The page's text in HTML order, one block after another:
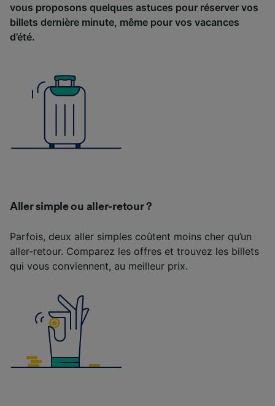
vous proposons quelques astuces pour réserver vos
billets dernière minute, même pour vos vacances
d’été.
Aller simple ou aller-retour ?
Parfois, deux aller simples coûtent moins cher qu’un
aller-retour. Comparez les offres et trouvez les billets
qui vous conviennent, au meilleur prix.